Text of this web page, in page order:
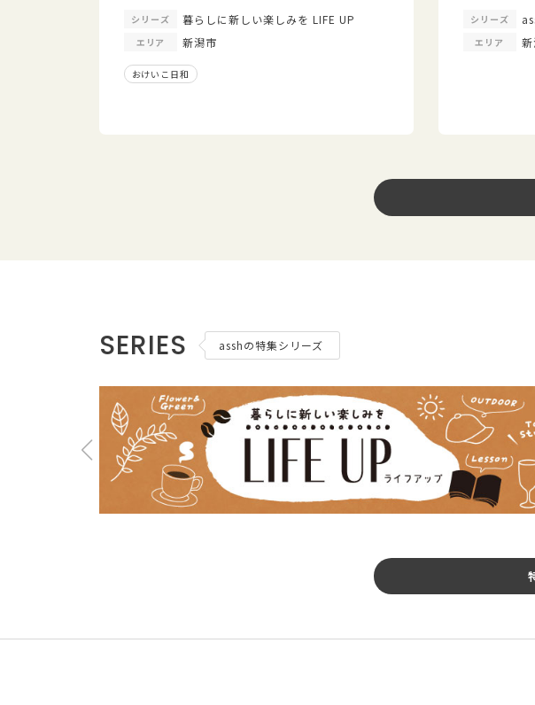
シリーズ 暮らしに新しい楽しみを LIFE UP
エリア 新潟市
おけいこ日和
シリーズ
エリア
SERIES asshの特集シリーズ